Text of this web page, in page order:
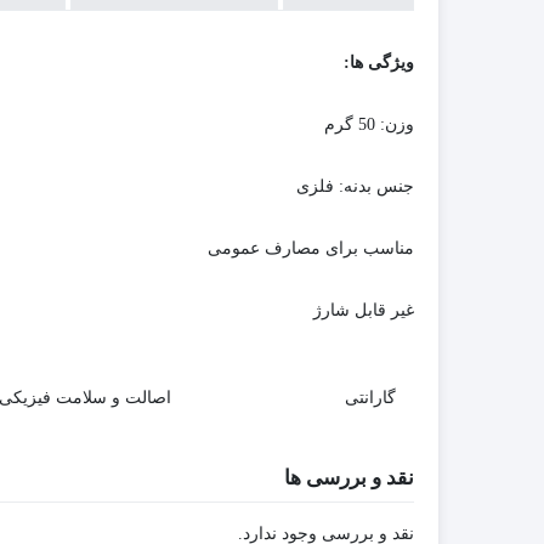
ویژگی ها:
وزن: 50 گرم
جنس بدنه: فلزی
مناسب برای مصارف عمومی
غیر قابل شارژ
گارانتی اصالت و سلامت فیزیکی
نقد و بررسی ها
نقد و بررسی وجود ندارد.